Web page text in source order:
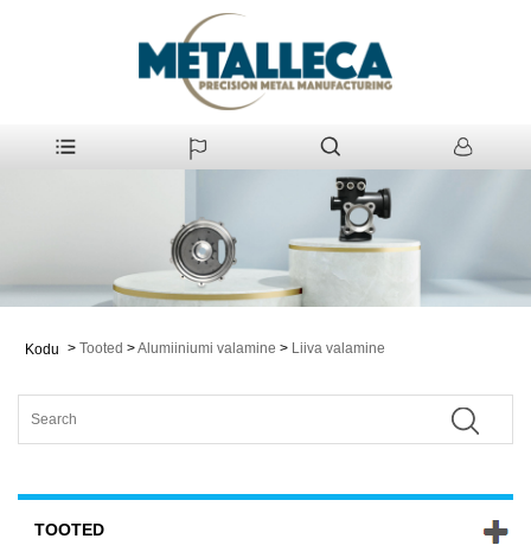
Kodu > Tooted >Alumiiniumi valamine > Liiva valamine
TOOTED